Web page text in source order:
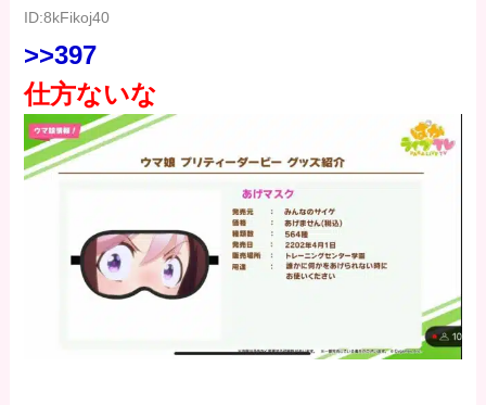
ID:8kFikoj40
>>397
仕方ないな